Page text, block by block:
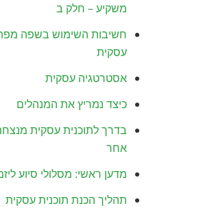
משקיע – חלק ב
חשיבות השימוש בשפה
עסקית
אסטרטגיה עסקית
כיצד נמריץ את המנהלים
בדרך לתוכנית עסקית
אחר
מדען ראשי: מסלולי סיוע
תהליך הכנת תוכנית עסקית